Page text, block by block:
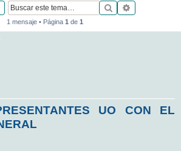
Buscar
1 mensaje • Página 1 de 1
UO CON EL